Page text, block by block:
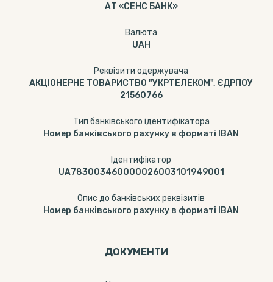
АТ «СЕНС БАНК»
Валюта
UAH
Реквізити одержувача
АКЦІОНЕРНЕ ТОВАРИСТВО "УКРТЕЛЕКОМ", ЄДРПОУ
21560766
Тип банківського ідентифікатора
Номер банківського рахунку в форматі IBAN
Ідентифікатор
UA783003460000026003101949001
Опис до банківських реквізитів
Номер банківського рахунку в форматі IBAN
ДОКУМЕНТИ